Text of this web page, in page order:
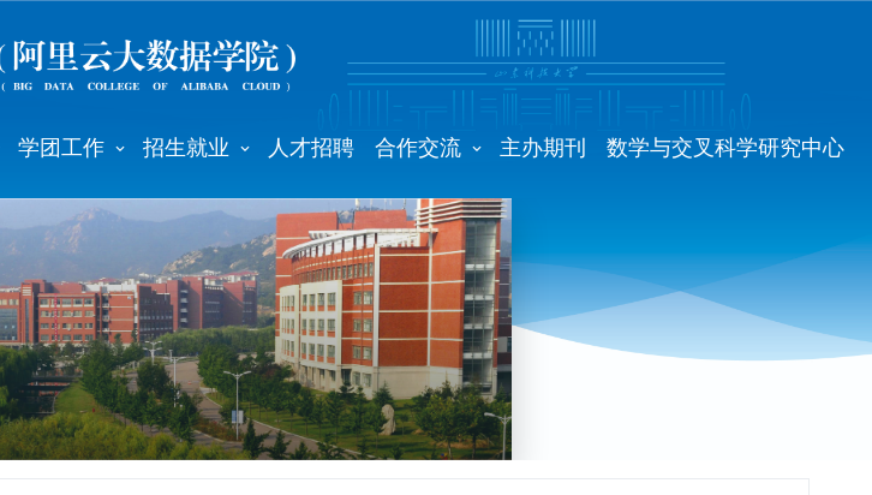
学团工作 招生就业 人才招聘 合作交流 主办期刊 数学与交叉科学研究中心